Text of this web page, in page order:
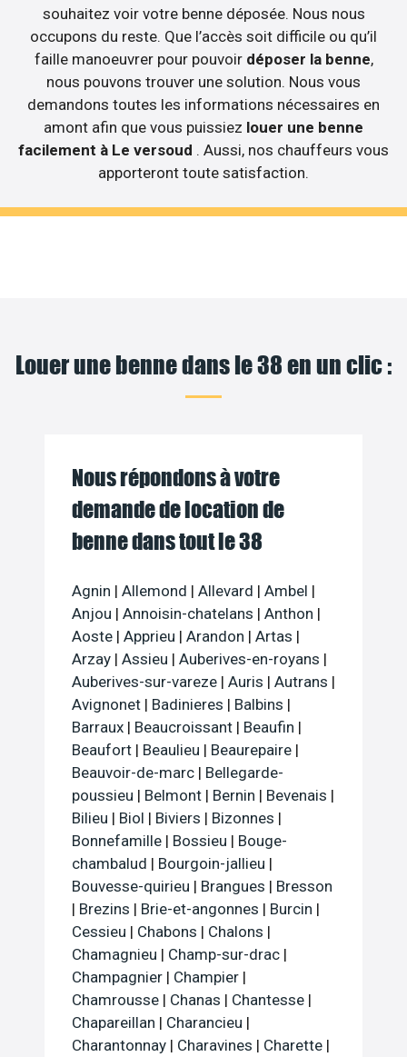
souhaitez voir votre benne déposée. Nous nous
occupons du reste. Que l’accès soit difficile ou qu’il
faille manoeuvrer pour pouvoir déposer la benne,
nous pouvons trouver une solution. Nous vous
demandons toutes les informations nécessaires en
amont afin que vous puissiez louer une benne
facilement à Le versoud . Aussi, nos chauffeurs vous
apporteront toute satisfaction.
Louer une benne dans le 38 en un clic :
Nous répondons à votre
demande de location de
benne dans tout le 38
Agnin | Allemond | Allevard | Ambel |
Anjou | Annoisin-chatelans | Anthon |
Aoste | Apprieu | Arandon | Artas |
Arzay | Assieu | Auberives-en-royans |
Auberives-sur-vareze | Auris | Autrans |
Avignonet | Badinieres | Balbins |
Barraux | Beaucroissant | Beaufin |
Beaufort | Beaulieu | Beaurepaire |
Beauvoir-de-marc | Bellegarde-
poussieu | Belmont | Bernin | Bevenais |
Bilieu | Biol | Biviers | Bizonnes |
Bonnefamille | Bossieu | Bouge-
chambalud | Bourgoin-jallieu |
Bouvesse-quirieu | Brangues | Bresson
| Brezins | Brie-et-angonnes | Burcin |
Cessieu | Chabons | Chalons |
Chamagnieu | Champ-sur-drac |
Champagnier | Champier |
Chamrousse | Chanas | Chantesse |
Chapareillan | Charancieu |
Charantonnay | Charavines | Charette |